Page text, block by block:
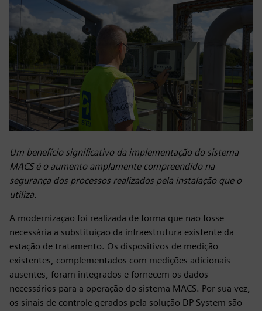
Um benefício significativo da implementação do sistema
MACS é o aumento amplamente compreendido na
segurança dos processos realizados pela instalação que o
utiliza.
A modernização foi realizada de forma que não fosse
necessária a substituição da infraestrutura existente da
estação de tratamento. Os dispositivos de medição
existentes, complementados com medições adicionais
ausentes, foram integrados e fornecem os dados
necessários para a operação do sistema MACS. Por sua vez,
os sinais de controle gerados pela solução DP System são